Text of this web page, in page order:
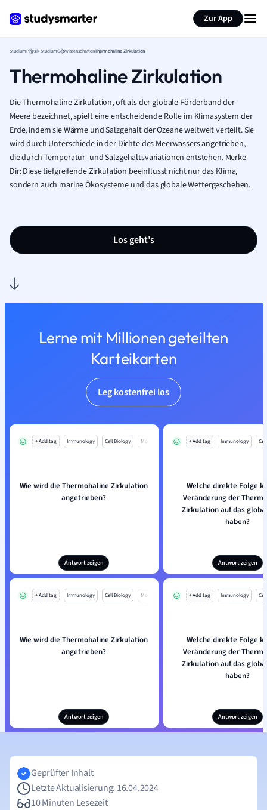
Zur App
StudiumPhysik StudiumGeowissenschaftenThermohaline Zirkulation
Thermohaline Zirkulation
Die Thermohaline Zirkulation, oft als der globale Förderband der
Meere bezeichnet, spielt eine entscheidende Rolle im Klimasystem der
Erde, indem sie Wärme und Salzgehalt der Ozeane weltweit verteilt. Sie
wird durch Unterschiede in der Dichte des Meerwassers angetrieben,
die durch Temperatur- und Salzgehaltsvariationen entstehen. Merke
Dir: Diese tiefgreifende Zirkulation beeinflusst nicht nur das Klima,
sondern auch marine Ökosysteme und das globale Wettergeschehen.
Los geht’s
Lerne mit Millionen geteilten
Karteikarten
Leg kostenfrei los
+ Add tag Immunology Cell Biology Mo
Wie wird die Thermohaline Zirkulation
angetrieben?
Antwort zeigen
+ Add tag Immunology
Welche direkte Folge
Veränderung der
Zirkulation auf das
haben?
Antwort zeigen
+ Add tag Immunology Cell Biology Mo
Wie wird die Thermohaline Zirkulation
angetrieben?
Antwort zeigen
+ Add tag Immunology
Welche direkte Folge
Veränderung der
Zirkulation auf das
haben?
Antwort zeigen
Geprüfter Inhalt
Letzte Aktualisierung: 16.04.2024
10 Minuten Lesezeit